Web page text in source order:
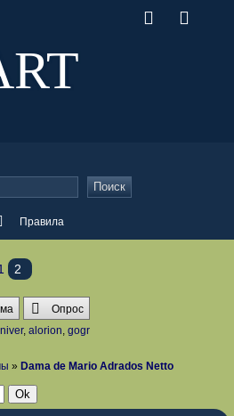
Правила
Поиск
2
Опрос
, alorion, gogr
» Dama de Mario Adrados Netto